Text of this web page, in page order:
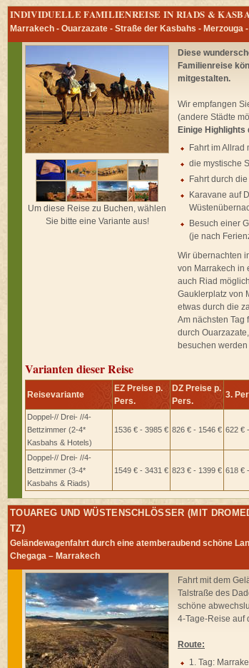
INDIVIDUELLE FAMILIENREISE IN RIADS &
Marrakech - Ouarzazate - Straße der Kasbahs - Merzouga
Um diese Reise zu Buchen, wählen
Sie bitte eine Variante aus!
Diese
Familienreise
mitgestalten.
Wir empfangen
(andere Städte
Einige Highlights
Fahrt im Allrad
die mystische
Fahrt durch
Karavane auf
Besuch einer
(je nach
Wir übernachten
von Marrakech in
auch Riad
Gauklerplatz von
etwas durch die
Am nächsten Tag
durch
besuchen
Varianten dieser Reise
Reisevariante
EZ Preise p.
Pers.
DZ Preise p.
Pers.
3.
Doppel-// Drei- //4-
Bettzimmer (2-4*
Kasbahs & Hotels)
1536 € - 3985 € 826 € - 1546 € 622 €
Doppel-// Drei- //4-
Bettzimmer (3-4*
Kasbahs & Riads)
1549 € - 3431 € 823 € - 1399 € 618 €
TOUAREG UND WÜSTENSCHLÖSSER (MIT
TZ)
Geländewagenfahrt durch eine atemberaubend schöne
Chegaga – Marrakech
Fahrt mit dem
Talstraße des
schöne
4-Tage-Reise auf
Route:
1. Tag: